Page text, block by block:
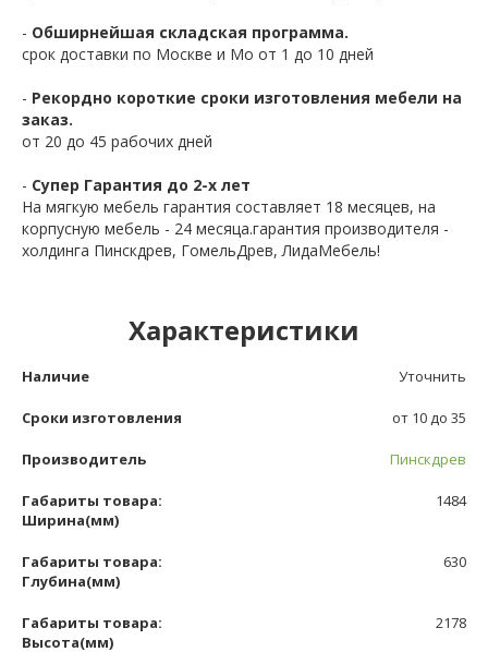
- Обширнейшая складская программа.
срок доставки по Москве и Мо от 1 до 10 дней
- Рекордно короткие сроки изготовления мебели на
заказ.
от 20 до 45 рабочих дней
- Супер Гарантия до 2-х лет
На мягкую мебель гарантия составляет 18 месяцев, на
корпусную мебель - 24 месяца.гарантия производителя -
холдинга Пинскдрев, ГомельДрев, ЛидаМебель!
Характеристики
Наличие Уточнить
Сроки изготовления от 10 до 35
Производитель Пинскдрев
Габариты товара:
Ширина(мм)
1484
Габариты товара:
Глубина(мм)
630
Габариты товара:
Высота(мм)
2178